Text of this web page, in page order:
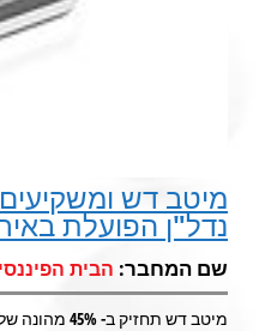
מיטב דש
נדל"ן הפועלת באירלנד
שם המחבר: הבית הפיננסי
מיטב דש תחזיק ב- 45% מהונה של לוטוס בתמורה לתשלום בסך 5.4 מיליון אירו